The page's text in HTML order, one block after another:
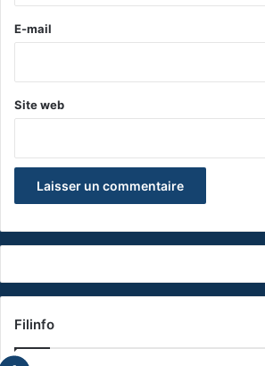
e
E-mail
Site web
Filinfo